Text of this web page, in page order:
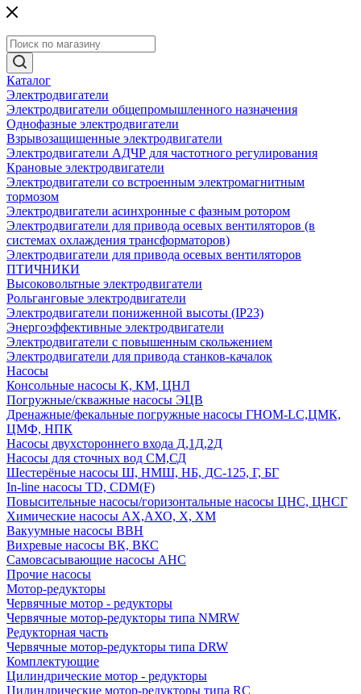
Каталог
Электродвигатели
Электродвигатели общепромышленного назначения
Однофазные электродвигатели
Взрывозащищенные электродвигатели
Электродвигатели АДЧР для частотного регулирования
Крановые электродвигатели
Электродвигатели со встроенным электромагнитным
тормозом
Электродвигатели асинхронные с фазным ротором
Электродвигатели для привода осевых вентиляторов (в
системах охлаждения трансформаторов)
Электродвигатели для привода осевых вентиляторов
ПТИЧНИКИ
Высоковольтные электродвигатели
Рольганговые электродвигатели
Электродвигатели пониженной высоты (IP23)
Энергоэффективные электродвигатели
Электродвигатели с повышенным скольжением
Электродвигатели для привода станков-качалок
Насосы
Консольные насосы К, КМ, ЦНЛ
Погружные/скважные насосы ЭЦВ
Дренажные/фекальные погружные насосы ГНОМ-LC,ЦМК,
ЦМФ, НПК
Насосы двухстороннего входа Д,1Д,2Д
Насосы для сточных вод СМ,СД
Шестерёные насосы Ш, НМШ, НБ, ДС-125, Г, БГ
In-line насосы TD, CDM(F)
Повысительные насосы/горизонтальные насосы ЦНС, ЦНСГ
Химические насосы АХ,АХО, Х, ХМ
Вакуумные насосы ВВН
Вихревые насосы ВК, ВКС
Самовсасывающие насосы АНС
Прочие насосы
Мотор-редукторы
Червячные мотор - редукторы
Червячные мотор-редукторы типа NMRW
Редукторная часть
Червячные мотор-редукторы типа DRW
Комплектующие
Цилиндрические мотор - редукторы
Цилиндрические мотор-редукторы типа RC